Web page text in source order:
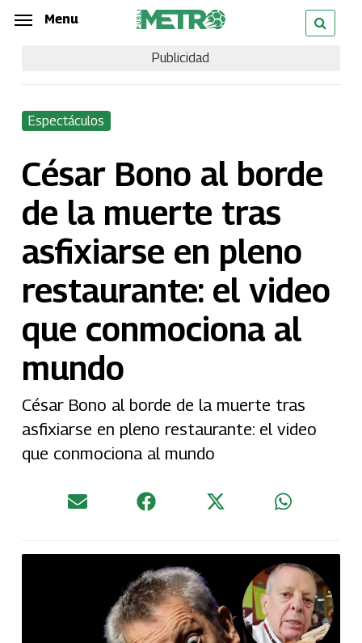
Skip
content
Menu
Publicidad
Espectáculos
César Bono al borde
de la muerte tras
asfixiarse en pleno
restaurante: el video
que conmociona al
mundo
César Bono al borde de la muerte tras
asfixiarse en pleno restaurante: el video
que conmociona al mundo
Menu